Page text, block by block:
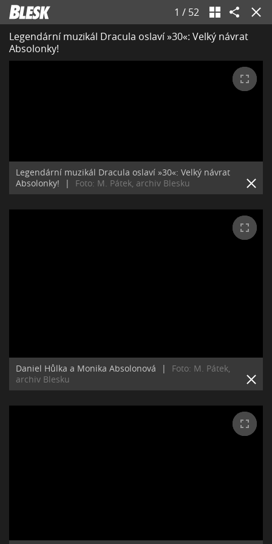
1 / 52
Legendární muzikál Dracula oslaví »30«: Velký návrat
Absolonky!
Legendární muzikál Dracula oslaví »30«: Velký návrat
Absolonky!
| Foto: M. Pátek, archiv Blesku
Daniel Hůlka a Monika Absolonová |
Foto: M. Pátek,
archiv Blesku